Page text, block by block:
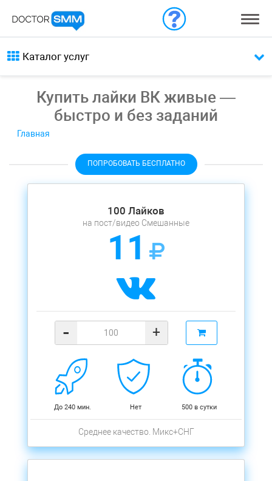
Каталог услуг
Купить лайки ВК живые —
быстро и без заданий
Главная
ПОПРОБОВАТЬ БЕСПЛАТНО
100 Лайков
на пост/видео Смешанные
11
- +
До 240 мин. Нет 500 в сутки
Среднее качество. Микс+СНГ